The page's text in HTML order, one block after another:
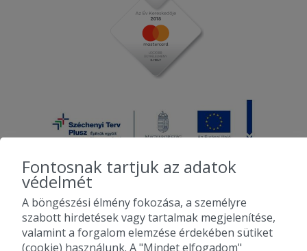
2010-2026 Copyright - Falatozz.hu - Diston-line Kft.
Pizza, gyros, hamburger, menük kedvező áron, egy helyen az összes
Fontosnak tartjuk az adatok
védelmét
A böngészési élmény fokozása, a személyre
szabott hirdetések vagy tartalmak megjelenítése,
valamint a forgalom elemzése érdekében sütiket
(cookie) használunk. A "Mindet elfogadom"